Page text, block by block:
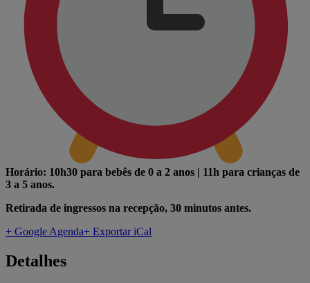
Horário: 10h30 para bebês de 0 a 2 anos | 11h para crianças de
3 a 5 anos.
Retirada de ingressos na recepção, 30 minutos antes.
+ Google Agenda+ Exportar iCal
Detalhes